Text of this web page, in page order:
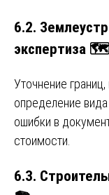
6.2.
экспертиза 🗺️
Уточнение
определение
ошибки в
стоимости.
6.3.